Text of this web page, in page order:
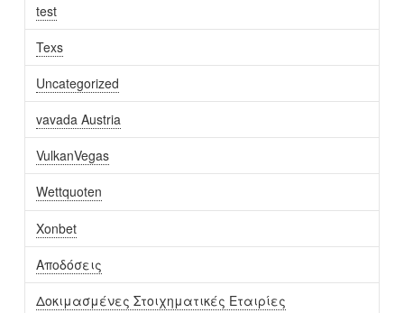
test
Texs
Uncategorized
vavada Austria
VulkanVegas
Wettquoten
Xonbet
Αποδόσεις
Δοκιμασμένες Στοιχηματικές Εταιρίες